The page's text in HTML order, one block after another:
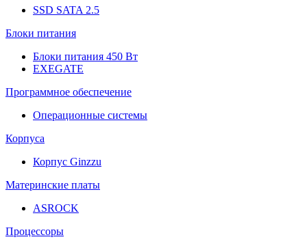
SSD SATA 2.5
Блоки питания
Блоки питания 450 Вт
EXEGATE
Программное обеспечение
Операционные системы
Корпуса
Корпус Ginzzu
Материнские платы
ASROCK
Процессоры